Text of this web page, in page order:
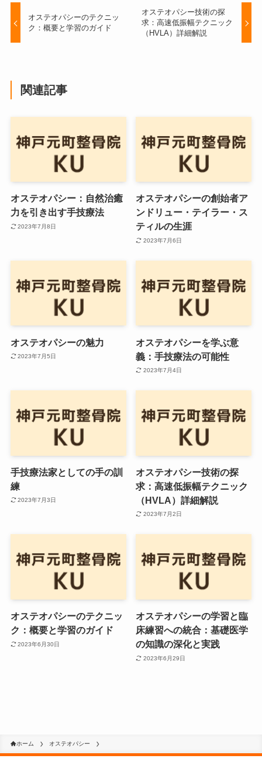
オステオパシーのテクニッ
ク：概要と学習のガイド
オステオパシー技術の探
求：高速低振幅テクニック
（HVLA）詳細解説
関連記事
オステオパシー：自然治癒
力を引き出す手技療法
2023年7月8日
オステオパシーの創始者ア
ンドリュー・テイラー・ス
ティルの生涯
2023年7月6日
オステオパシーの魅力
2023年7月5日
オステオパシーを学ぶ意
義：手技療法の可能性
2023年7月4日
手技療法家としての手の訓
練
2023年7月3日
オステオパシー技術の探
求：高速低振幅テクニック
（HVLA）詳細解説
2023年7月2日
オステオパシーのテクニッ
ク：概要と学習のガイド
2023年6月30日
オステオパシーの学習と臨
床練習への統合：基礎医学
の知識の深化と実践
2023年6月29日
ホーム オステオパシー